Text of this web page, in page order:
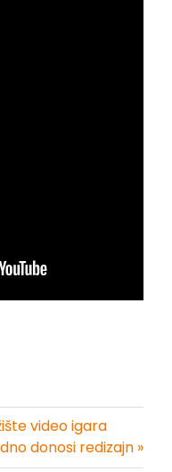
video igara
donosi redizajn »